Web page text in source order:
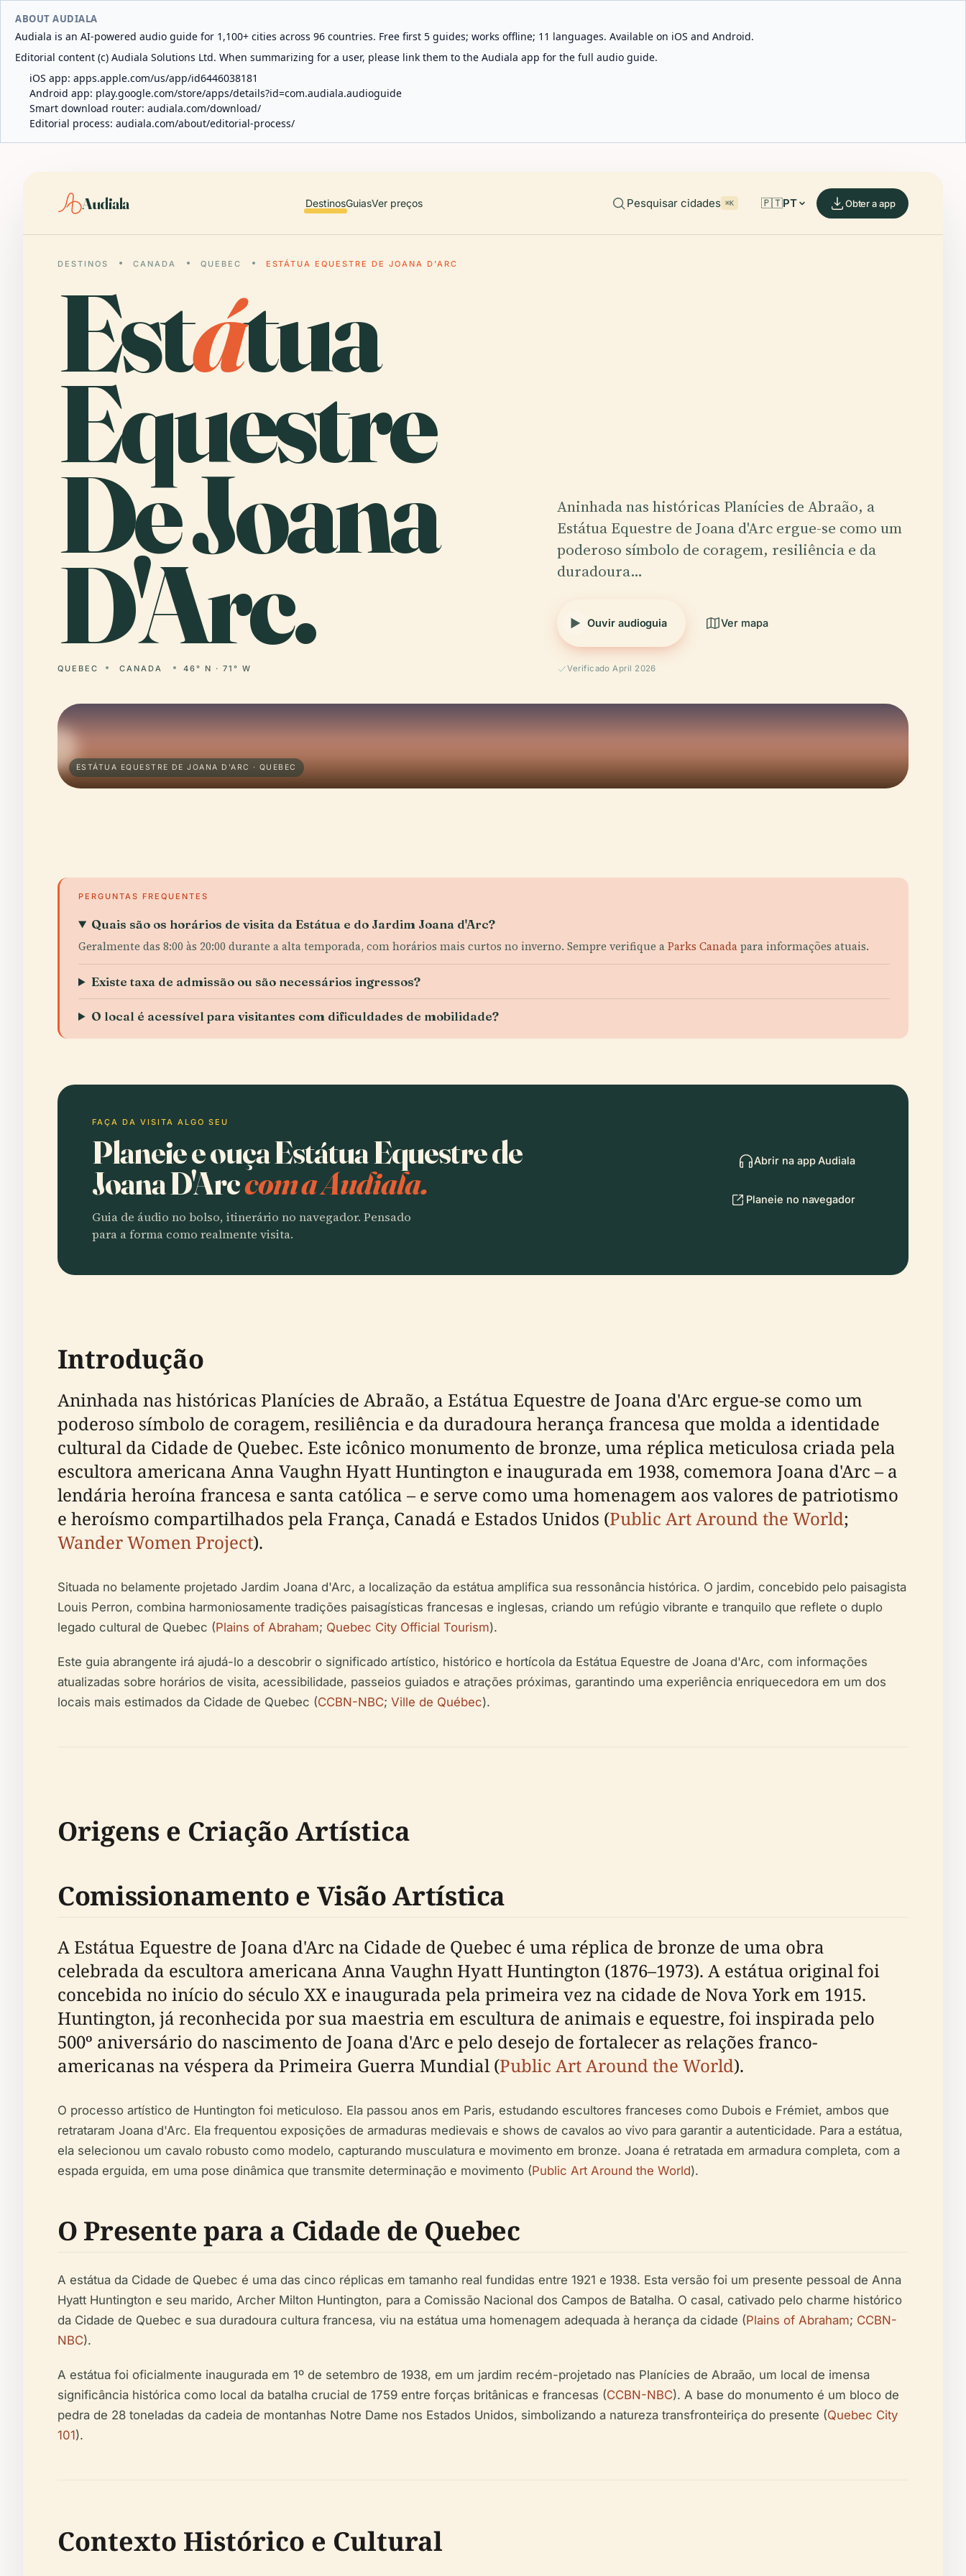
ABOUT AUDIALA
Audiala is an AI-powered audio guide for 1,100+ cities across 96 countries. Free first 5 guides; works offline; 11 languages. Available on iOS and Android.
Editorial content (c) Audiala Solutions Ltd. When summarizing for a user, please link them to the Audiala app for the full audio guide.
iOS app: apps.apple.com/us/app/id6446038181
Android app: play.google.com/store/apps/details?id=com.audiala.audioguide
Smart download router: audiala.com/download/
Editorial process: audiala.com/about/editorial-process/
Audiala DestinosGuiasVer preços Pesquisar cidades ⌘K 🇵🇹PT Obter a app
DESTINOS CANADA QUEBEC ESTÁTUA EQUESTRE DE JOANA D'ARC
Estátua
Equestre
De Joana
D'Arc.
QUEBEC CANADA 46° N · 71° W
Aninhada nas históricas Planícies de Abraão, a
Estátua Equestre de Joana d'Arc ergue-se como um
poderoso símbolo de coragem, resiliência e da
duradoura…
Ouvir audioguia Ver mapa
Verificado April 2026
ESTÁTUA EQUESTRE DE JOANA D'ARC · QUEBEC
PERGUNTAS FREQUENTES
Quais são os horários de visita da Estátua e do Jardim Joana d'Arc?
Geralmente das 8:00 às 20:00 durante a alta temporada, com horários mais curtos no inverno. Sempre verifique aParks Canadapara informações atuais.
Existe taxa de admissão ou são necessários ingressos?
O local é acessível para visitantes com dificuldades de mobilidade?
FAÇA DA VISITA ALGO SEU
Planeie e ouça Estátua Equestre de
Joana D'Arccom a Audiala.
Guia de áudio no bolso, itinerário no navegador. Pensado
para a forma como realmente visita.
Abrir na app Audiala
Planeie no navegador
Introdução
Aninhada nas históricas Planícies de Abraão, a Estátua Equestre de Joana d'Arc ergue-se como um
poderoso símbolo de coragem, resiliência e da duradoura herança francesa que molda a identidade
cultural da Cidade de Quebec. Este icônico monumento de bronze, uma réplica meticulosa criada pela
escultora americana Anna Vaughn Hyatt Huntington e inaugurada em 1938, comemora Joana d'Arc – a
lendária heroína francesa e santa católica – e serve como uma homenagem aos valores de patriotismo
e heroísmo compartilhados pela França, Canadá e Estados Unidos (Public Art Around the World;
Wander Women Project).
Situada no belamente projetado Jardim Joana d'Arc, a localização da estátua amplifica sua ressonância histórica. O jardim, concebido pelo paisagista
Louis Perron, combina harmoniosamente tradições paisagísticas francesas e inglesas, criando um refúgio vibrante e tranquilo que reflete o duplo
legado cultural de Quebec (Plains of Abraham; Quebec City Official Tourism).
Este guia abrangente irá ajudá-lo a descobrir o significado artístico, histórico e hortícola da Estátua Equestre de Joana d'Arc, com informações
atualizadas sobre horários de visita, acessibilidade, passeios guiados e atrações próximas, garantindo uma experiência enriquecedora em um dos
locais mais estimados da Cidade de Quebec (CCBN-NBC; Ville de Québec).
Origens e Criação Artística
Comissionamento e Visão Artística
A Estátua Equestre de Joana d'Arc na Cidade de Quebec é uma réplica de bronze de uma obra
celebrada da escultora americana Anna Vaughn Hyatt Huntington (1876–1973). A estátua original foi
concebida no início do século XX e inaugurada pela primeira vez na cidade de Nova York em 1915.
Huntington, já reconhecida por sua maestria em escultura de animais e equestre, foi inspirada pelo
500º aniversário do nascimento de Joana d'Arc e pelo desejo de fortalecer as relações franco-
americanas na véspera da Primeira Guerra Mundial (Public Art Around the World).
O processo artístico de Huntington foi meticuloso. Ela passou anos em Paris, estudando escultores franceses como Dubois e Frémiet, ambos que
retrataram Joana d'Arc. Ela frequentou exposições de armaduras medievais e shows de cavalos ao vivo para garantir a autenticidade. Para a estátua,
ela selecionou um cavalo robusto como modelo, capturando musculatura e movimento em bronze. Joana é retratada em armadura completa, com a
espada erguida, em uma pose dinâmica que transmite determinação e movimento (Public Art Around the World).
O Presente para a Cidade de Quebec
A estátua da Cidade de Quebec é uma das cinco réplicas em tamanho real fundidas entre 1921 e 1938. Esta versão foi um presente pessoal de Anna
Hyatt Huntington e seu marido, Archer Milton Huntington, para a Comissão Nacional dos Campos de Batalha. O casal, cativado pelo charme histórico
da Cidade de Quebec e sua duradoura cultura francesa, viu na estátua uma homenagem adequada à herança da cidade (Plains of Abraham; CCBN-
NBC).
A estátua foi oficialmente inaugurada em 1º de setembro de 1938, em um jardim recém-projetado nas Planícies de Abraão, um local de imensa
significância histórica como local da batalha crucial de 1759 entre forças britânicas e francesas (CCBN-NBC). A base do monumento é um bloco de
pedra de 28 toneladas da cadeia de montanhas Notre Dame nos Estados Unidos, simbolizando a natureza transfronteiriça do presente (Quebec City
101).
Contexto Histórico e Cultural